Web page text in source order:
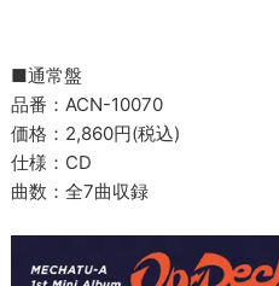
■通常盤
品番：ACN-10070
価格：2,860円(税込)
仕様：CD
曲数：全7曲収録